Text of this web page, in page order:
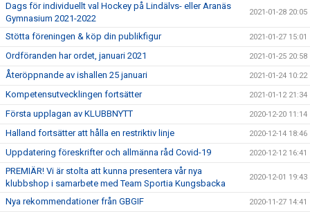
Dags för individuellt val Hockey på Lindälvs- eller Aranäs
Gymnasium 2021-2022
2021-01-28 20:05
Stötta föreningen & köp din publikfigur 2021-01-27 15:01
Ordföranden har ordet, januari 2021 2021-01-25 20:58
Återöppnande av ishallen 25 januari 2021-01-24 10:22
Kompetensutvecklingen fortsätter 2021-01-12 21:34
Första upplagan av KLUBBNYTT 2020-12-20 11:14
Halland fortsätter att hålla en restriktiv linje 2020-12-14 18:46
Uppdatering föreskrifter och allmänna råd Covid-19 2020-12-12 16:41
PREMIÄR! Vi är stolta att kunna presentera vår nya
klubbshop i samarbete med Team Sportia Kungsbacka
2020-12-01 19:43
Nya rekommendationer från GBGIF 2020-11-27 14:41